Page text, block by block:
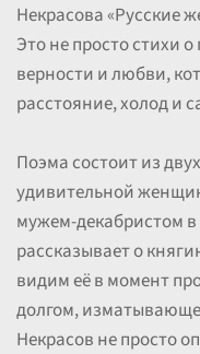
Некрасова «Русские
Это не просто стихи
верности и любви,
расстояние, холод и
Поэма состоит из
удивительной
мужем-декабристом
рассказывает о
видим её в момент
долгом,
Некрасов не просто